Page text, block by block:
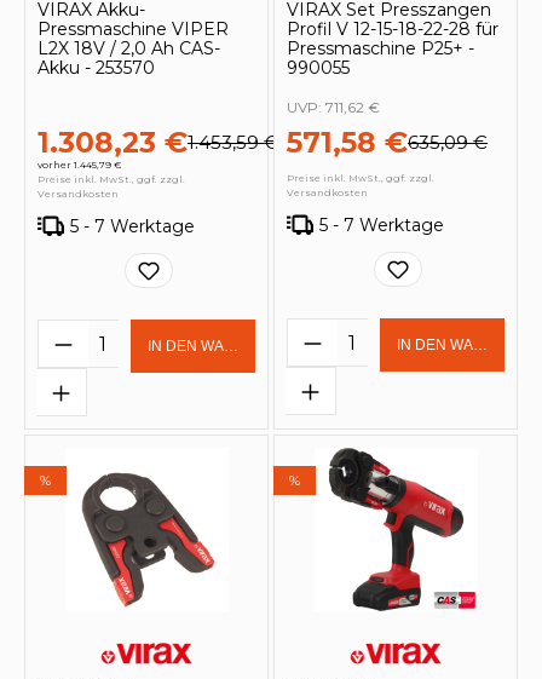
VIRAX Akku-
Pressmaschine VIPER
L2X 18V / 2,0 Ah CAS-
Akku - 253570
1.308,23 €1.453,59 €
vorher 1.445,79 €
Preise inkl. MwSt., ggf. zzgl.
Versandkosten
5 - 7 Werktage
Produkt Anzahl: Gib den
IN DEN WARENKORB
VIRAX Set Presszangen
Profil V 12-15-18-22-28 für
Pressmaschine P25+ -
990055
571,58 €635,09 €
UVP: 711,62 €
Preise inkl. MwSt., ggf. zzgl.
Versandkosten
5 - 7 Werktage
Produkt Anzahl:
IN DEN
% %